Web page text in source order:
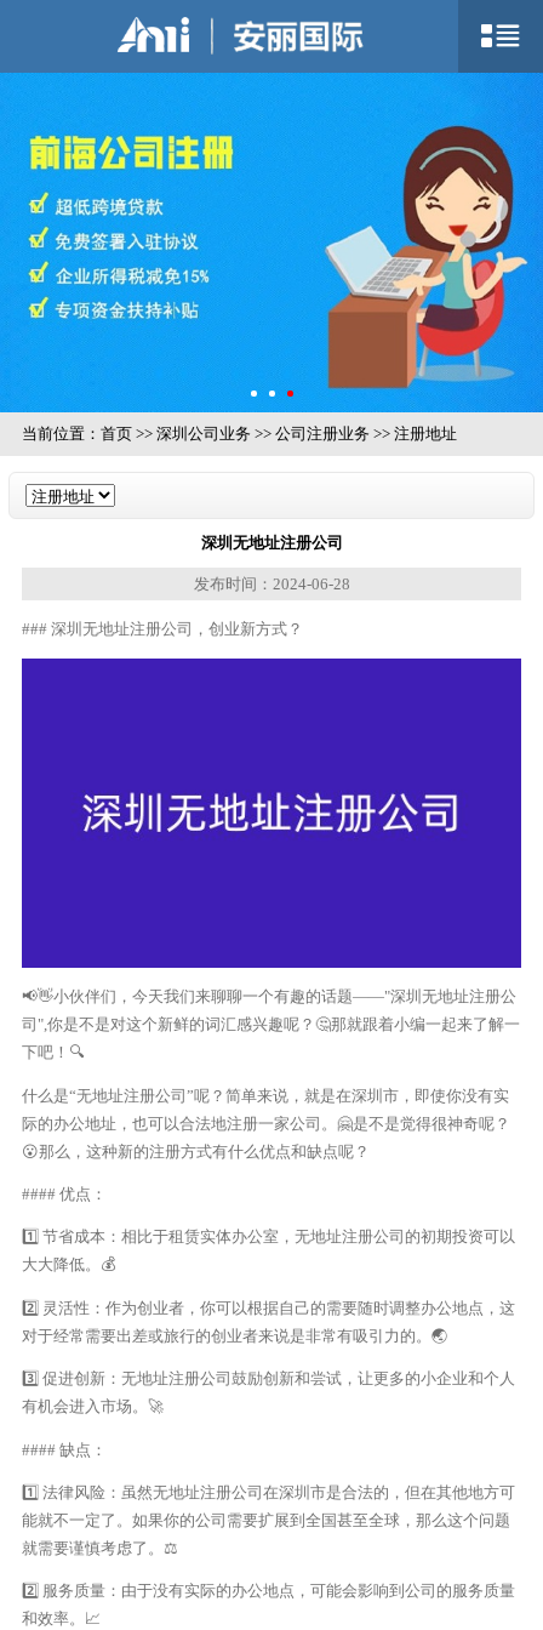
当前位置： 首页>> 深圳公司业务 >> 公司注册业务 >> 注册地址
深圳无地址注册公司
发布时间：2024-06-28
### 深圳无地址注册公司，创业新方式？
📢👋小伙伴们，今天我们来聊聊一个有趣的话题——"深圳无地址注册公
司",你是不是对这个新鲜的词汇感兴趣呢？🤔那就跟着小编一起来了解一
下吧！🔍
什么是“无地址注册公司”呢？简单来说，就是在深圳市，即使你没有实
际的办公地址，也可以合法地注册一家公司。🤗是不是觉得很神奇呢？
😮那么，这种新的注册方式有什么优点和缺点呢？
#### 优点：
1️⃣ 节省成本：相比于租赁实体办公室，无地址注册公司的初期投资可以
大大降低。💰
2️⃣ 灵活性：作为创业者，你可以根据自己的需要随时调整办公地点，这
对于经常需要出差或旅行的创业者来说是非常有吸引力的。🌏
3️⃣ 促进创新：无地址注册公司鼓励创新和尝试，让更多的小企业和个人
有机会进入市场。🚀
#### 缺点：
1️⃣ 法律风险：虽然无地址注册公司在深圳市是合法的，但在其他地方可
能就不一定了。如果你的公司需要扩展到全国甚至全球，那么这个问题
就需要谨慎考虑了。⚖️
2️⃣ 服务质量：由于没有实际的办公地点，可能会影响到公司的服务质量
和效率。📈